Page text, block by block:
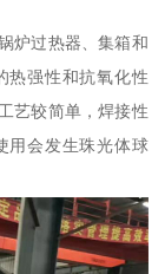
炉过热器、集箱和
热强性和抗氧化性
艺较简单，焊接性
用会发生珠光体球